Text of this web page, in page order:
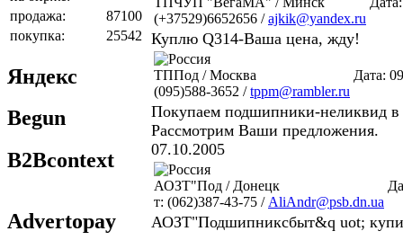
продажа:
87100
покупка:
25542
Яндекс
Begun
B2Bcontext
Advertopay
(+37529)6652656 /ajkik@yandex.ru
Куплю Q314-Ваша цена, жду!
ТППод / Москва
(095)588-3652 /tppm@rambler.ru
Дата:
Покупаем подшипники-неликвид в
Рассмотрим Ваши предложения.
07.10.2005
АОЗТ"Под / Донецк
т: (062)387-43-75 / AliAndr@psb.dn.ua
АОЗТ"Подшипниксбыт&q uot;